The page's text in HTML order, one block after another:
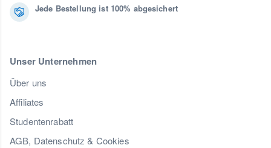
Jede Bestellung ist 100% abgesichert
Unser Unternehmen
Über uns
Affiliates
Studentenrabatt
AGB, Datenschutz & Cookies